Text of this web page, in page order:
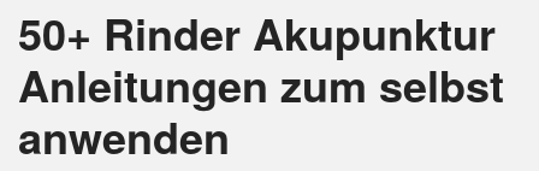
50+ Rinder Akupunktur
Anleitungen zum selbst
anwenden